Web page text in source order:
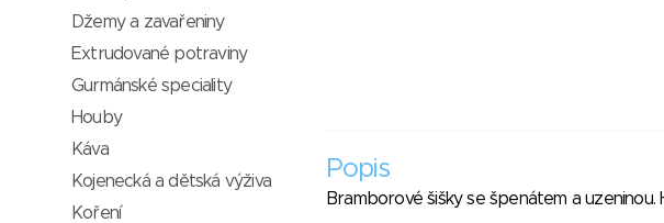
Popis
Bramborové šišky se špenátem a
Džemy a zavařeniny
Extrudované potraviny
Gurmánské speciality
Houby
Káva
Kojenecká a dětská výživa
Koření